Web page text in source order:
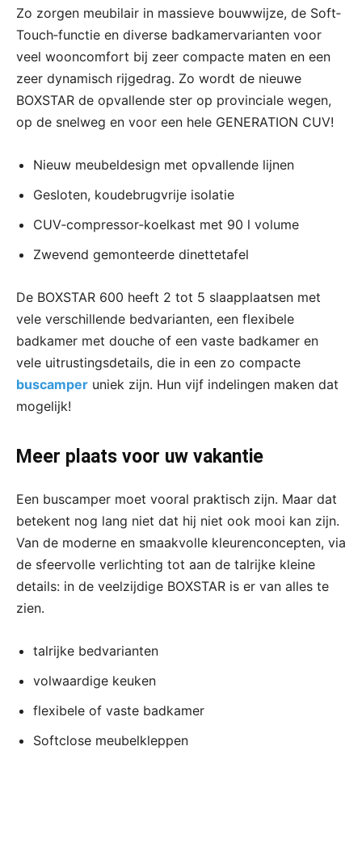
Zo zorgen meubilair in massieve bouwwijze, de Soft‐
Touch‐functie en diverse badkamervarianten voor
veel wooncomfort bij zeer compacte maten en een
zeer dynamisch rijgedrag. Zo wordt de nieuwe
BOXSTAR de opvallende ster op provinciale wegen,
op de snelweg en voor een hele GENERATION CUV!
Nieuw meubeldesign met opvallende lijnen
Gesloten, koudebrugvrije isolatie
CUV‐compressor‐koelkast met 90 l volume
Zwevend gemonteerde dinettetafel
De BOXSTAR 600 heeft 2 tot 5 slaapplaatsen met
vele verschillende bedvarianten, een flexibele
badkamer met douche of een vaste badkamer en
vele uitrustingsdetails, die in een zo compacte
buscamper uniek zijn. Hun vijf indelingen maken dat
mogelijk!
Meer plaats voor uw vakantie
Een buscamper moet vooral praktisch zijn. Maar dat
betekent nog lang niet dat hij niet ook mooi kan zijn.
Van de moderne en smaakvolle kleurenconcepten, via
de sfeervolle verlichting tot aan de talrijke kleine
details: in de veelzijdige BOXSTAR is er van alles te
zien.
talrijke bedvarianten
volwaardige keuken
flexibele of vaste badkamer
Softclose meubelkleppen